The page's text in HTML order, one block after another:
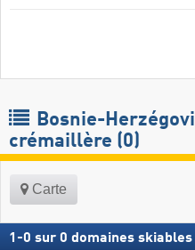
Bosnie-
crémaillère (0)
Carte
1 -0 sur 0 domaines skiables